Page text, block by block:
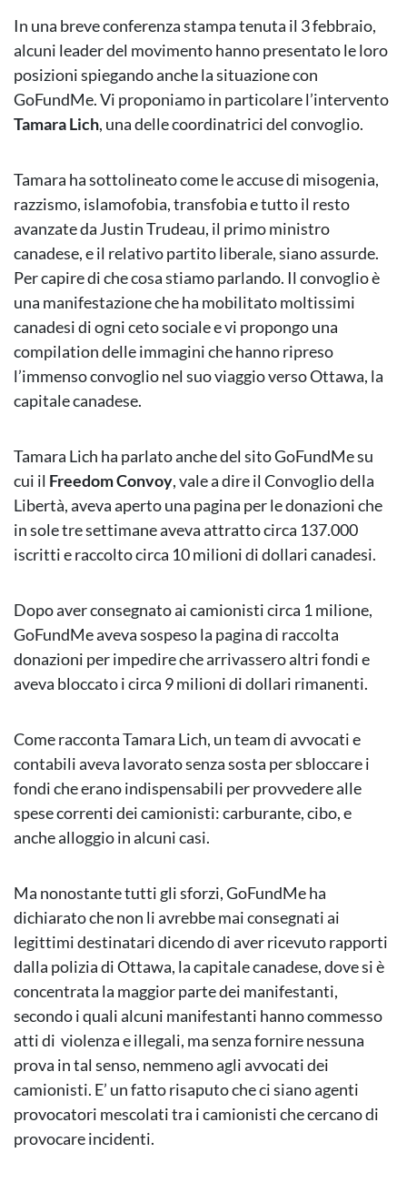
In una breve conferenza stampa tenuta il 3 febbraio,
alcuni leader del movimento hanno presentato le loro
posizioni spiegando anche la situazione con
GoFundMe. Vi proponiamo in particolare l’intervento
Tamara Lich, una delle coordinatrici del convoglio.
Tamara ha sottolineato come le accuse di misogenia,
razzismo, islamofobia, transfobia e tutto il resto
avanzate da Justin Trudeau, il primo ministro
canadese, e il relativo partito liberale, siano assurde.
Per capire di che cosa stiamo parlando. Il convoglio è
una manifestazione che ha mobilitato moltissimi
canadesi di ogni ceto sociale e vi propongo una
compilation delle immagini che hanno ripreso
l’immenso convoglio nel suo viaggio verso Ottawa, la
capitale canadese.
Tamara Lich ha parlato anche del sito GoFundMe su
cui il Freedom Convoy, vale a dire il Convoglio della
Libertà, aveva aperto una pagina per le donazioni che
in sole tre settimane aveva attratto circa 137.000
iscritti e raccolto circa 10 milioni di dollari canadesi.
Dopo aver consegnato ai camionisti circa 1 milione,
GoFundMe aveva sospeso la pagina di raccolta
donazioni per impedire che arrivassero altri fondi e
aveva bloccato i circa 9 milioni di dollari rimanenti.
Come racconta Tamara Lich, un team di avvocati e
contabili aveva lavorato senza sosta per sbloccare i
fondi che erano indispensabili per provvedere alle
spese correnti dei camionisti: carburante, cibo, e
anche alloggio in alcuni casi.
Ma nonostante tutti gli sforzi, GoFundMe ha
dichiarato che non li avrebbe mai consegnati ai
legittimi destinatari dicendo di aver ricevuto rapporti
dalla polizia di Ottawa, la capitale canadese, dove si è
concentrata la maggior parte dei manifestanti,
secondo i quali alcuni manifestanti hanno commesso
atti di violenza e illegali, ma senza fornire nessuna
prova in tal senso, nemmeno agli avvocati dei
camionisti. E’ un fatto risaputo che ci siano agenti
provocatori mescolati tra i camionisti che cercano di
provocare incidenti.